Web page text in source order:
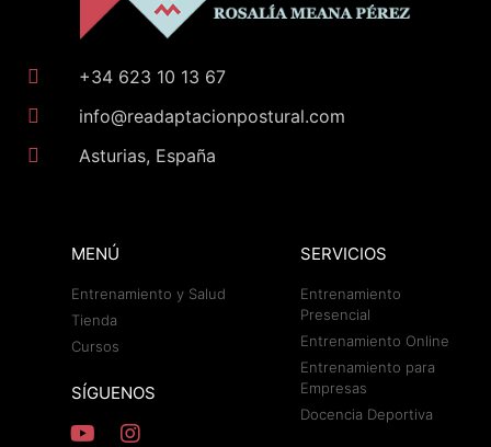
+34 623 10 13 67
info@readaptacionpostural.com
Asturias, España
MENÚ
Entrenamiento y Salud
Tienda
Cursos
SÍGUENOS
SERVICIOS
Entrenamiento
Presencial
Entrenamiento Online
Entrenamiento para
Empresas
Docencia Deportiva